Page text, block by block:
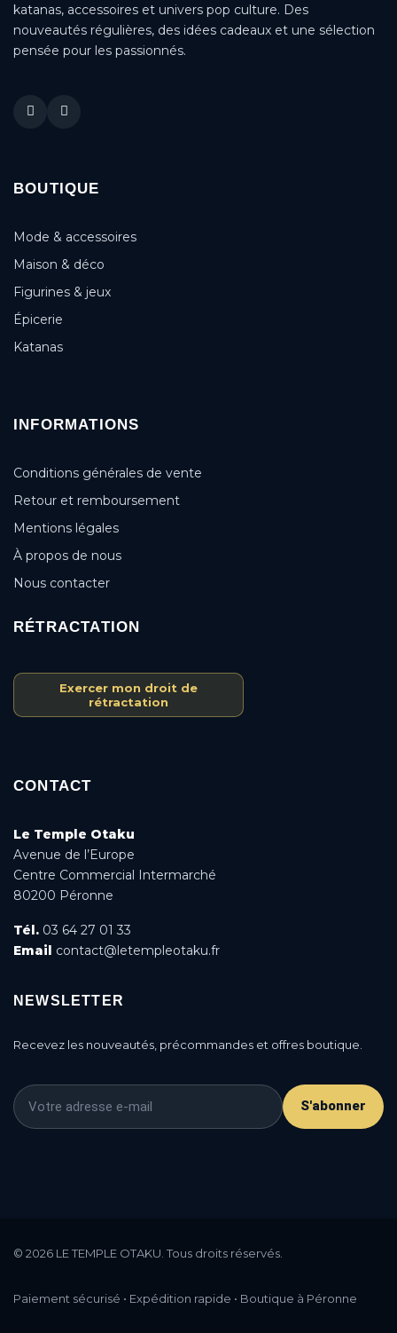
Module manager / AN Cookie Popup.
katanas, accessoires et univers pop culture. Des
nouveautés régulières, des idées cadeaux et une sélection
pensée pour les passionnés.
BOUTIQUE
Mode & accessoires
Maison & déco
Figurines & jeux
Épicerie
Katanas
INFORMATIONS
Conditions générales de vente
Retour et remboursement
Mentions légales
À propos de nous
Nous contacter
RÉTRACTATION
Exercer mon droit de
rétractation
CONTACT
Le Temple Otaku
Avenue de l’Europe
Centre Commercial Intermarché
80200 Péronne
Tél. 03 64 27 01 33
Email contact@letempleotaku.fr
NEWSLETTER
Recevez les nouveautés, précommandes et offres boutique.
S'abonner
© 2026 LE TEMPLE OTAKU. Tous droits réservés.
Paiement sécurisé • Expédition rapide • Boutique à Péronne